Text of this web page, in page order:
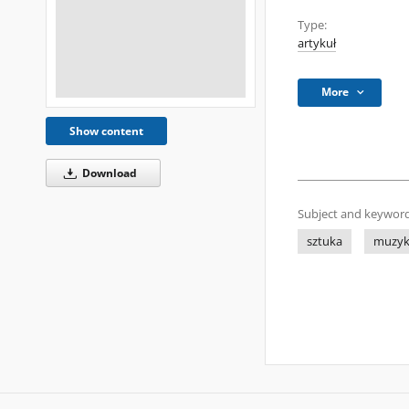
Show content
Download
Type:
artykuł
More
Subject and
sztuka